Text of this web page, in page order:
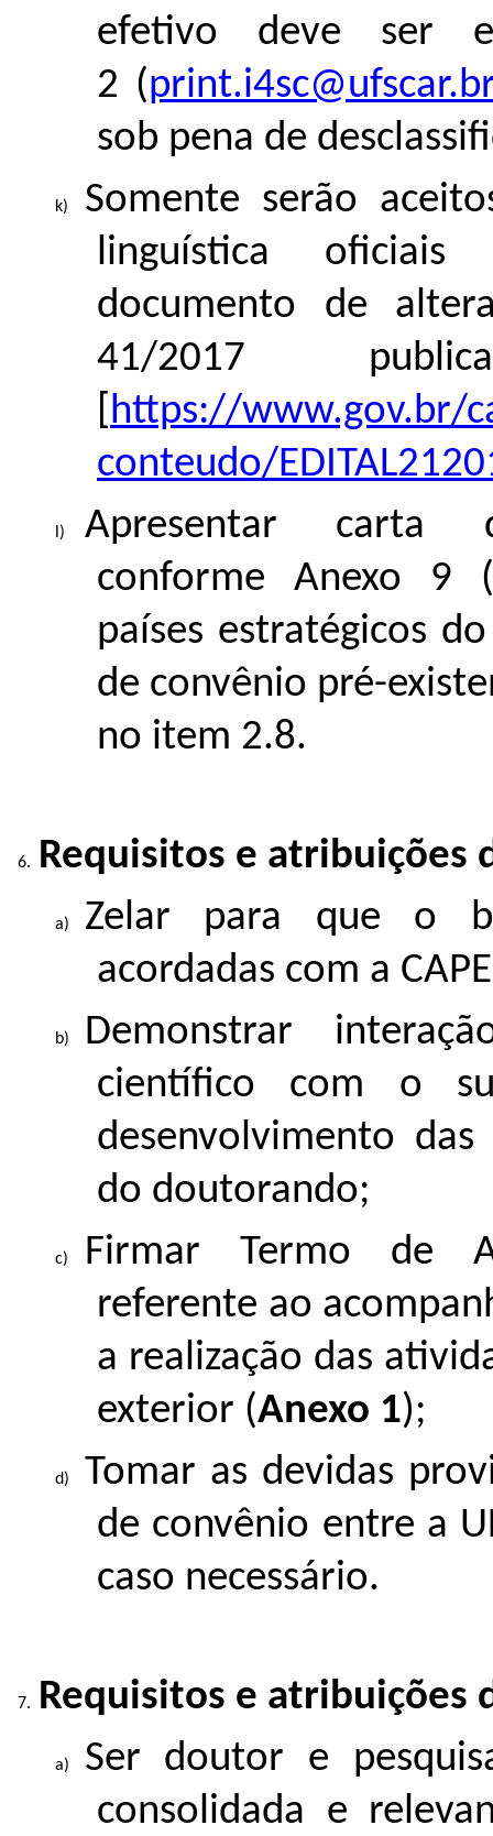
efetivo deve ser
2 (
sob pena de
Somente serão
linguística oficiais
documento de
41/2017
https://www.gov.br/
conteudo/
Apresentar carta
conforme Anexo 9
países estratégicos
de convênio pré-
no item 2.8.
Requisitos e atribuições
Zelar para que o
acordadas com a
Demonstrar
científico com o
desenvolvimento
do doutorando;
Firmar Termo de
referente ao
a realização das
exterior (Anexo 1);
Tomar as devidas
de convênio entre a
caso necessário.
Requisitos e atribuições
Ser doutor e
consolidada e